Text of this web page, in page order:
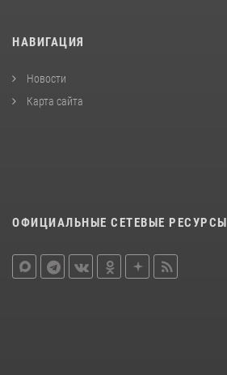
НАВИГАЦИЯ
Новости
Карта сайта
ОФИЦИАЛЬНЫЕ СЕТЕВЫЕ РЕСУРСЫ